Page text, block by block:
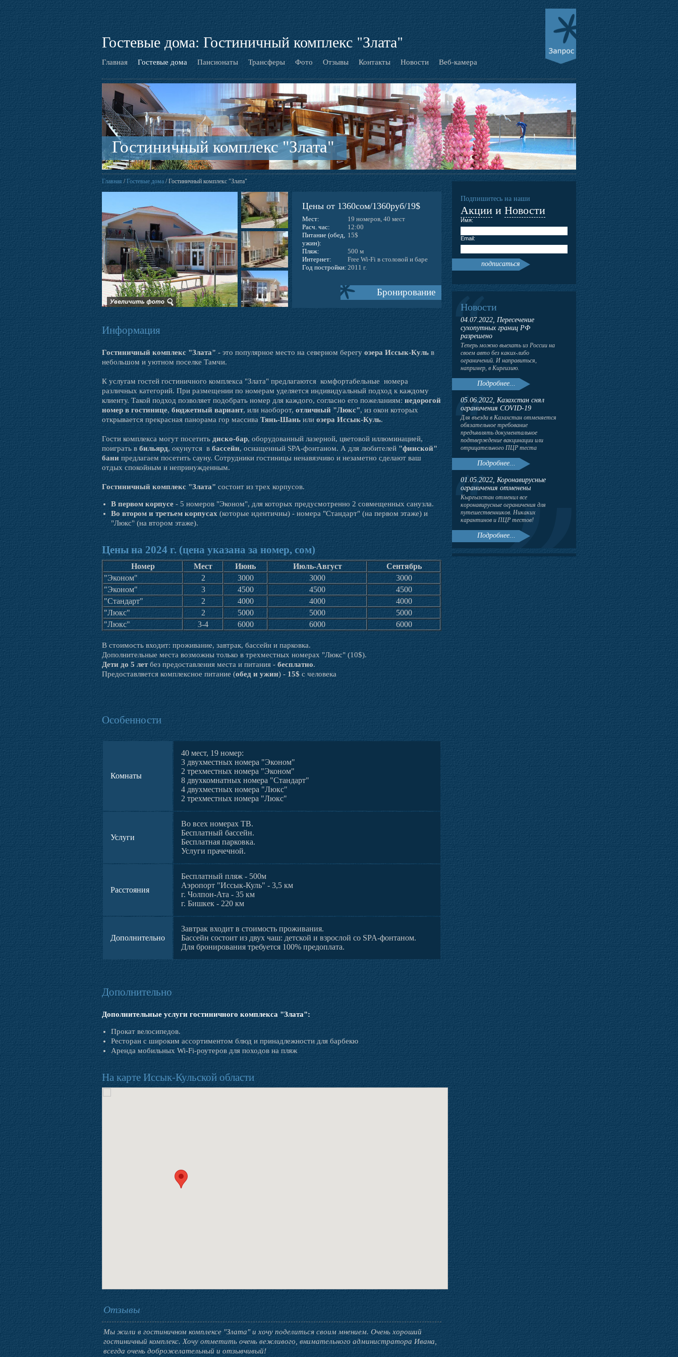
Гостевые дома: Гостиничный комплекс "Злата"
Главная Гостевые дома Пансионаты Трансферы Фото Отзывы Контакты Новости Веб-камера
Гостиничный комплекс "Злата"
Главная /Гостевые дома / Гостиничный комплекс "Злата"
Цены от 1360сом/1360руб/19$
Мест:
19 номеров, 40 мест
Расч. час:
12:00
Питание (обед,
ужин):
15$
Пляж:
500 м
Интернет:
Free Wi-Fi в столовой и баре
Год постройки: 2011 г.
Бронирование
Информация
Гостиничный комплекс "Злата"- это популярное место на северном берегуозера Иссык-Куль в
небольшом и уютном поселке Тамчи.
К услугам гостей гостиничного комплекса "Злата" предлагаются комфортабельные номера
различных категорий. При размещении по номерам уделяется индивидуальный подход к каждому
клиенту. Такой подход позволяет подобрать номер для каждого, согласно его пожеланиям:недорогой
номер в гостинице, бюджетный вариант, или наоборот,отличный "Люкс", из окон которых
открывается прекрасная панорама гор массиваТянь-Шаньилиозера Иссык-Куль.
Гости комплекса могут посетить диско-бар, оборудованный лазерной, цветовой иллюминацией,
поиграть в бильярд, окунутся вбассейн, оснащенный SPA-фонтаном. А для любителей "финской"
бани предлагаем посетить сауну. Сотрудники гостиницы ненавязчиво и незаметно сделают ваш
отдых спокойным и непринужденным.
Гостиничный комплекс "Злата" состоит из трех корпусов.
В первом корпусе - 5 номеров "Эконом", для которых предусмотренно 2 совмещенных санузла.
Во втором и третьем корпусах(которые идентичны) - номера "Стандарт" (на первом этаже) и
"Люкс" (на втором этаже).
Цены на 2024 г. (цена указана за номер, сом)
Номер Мест Июнь Июль-Август
Сентябрь
"Эконом"
2 3000 3000
3000
"Эконом"
3 4500 4500
4500
"Стандарт"
2 4000 4000
4000
"Люкс"
2 5000 5000
5000
"Люкс"
3-4 6000 6000 6000
В стоимость входит: проживание, завтрак, бассейн и парковка.
Дополнительные места возможны только в трехместных номерах "Люкс" (10$).
Дети до 5 летбез предоставления места и питания - бесплатно.
Предоставляется комплексное питание (обед и ужин) -15$ с человека
Особенности
Комнаты
40 мест, 19 номер:
3 двухместных номера "Эконом"
2 трехместных номера "Эконом"
8 двухкомнатных номера "Стандарт"
4 двухместных номера "Люкс"
2 трехместных номера "Люкс"
Услуги
Во всех номерах ТВ.
Бесплатный бассейн.
Бесплатная парковка.
Услуги прачечной.
Расстояния
Бесплатный пляж - 500м
Аэропорт "Иссык-Куль" - 3,5 км
г. Чолпон-Ата - 35 км
г. Бишкек - 220 км
Дополнительно
Завтрак входит в стоимость проживания.
Бассейн состоит из двух чаш: детской и взрослой со SPA-фонтаном.
Для бронирования требуется 100% предоплата.
Дополнительно
Дополнительные услуги гостиничного комплекса "Злата":
Прокат велосипедов.
Ресторан с широким ассортиментом блюд и принадлежности для барбекю
Аренда мобильных Wi-Fi-роутеров для походов на пляж
На карте Иссык-Кульской области
Отзывы
Мы жили в гостиничном комплексе "Злата" и хочу поделиться своим мнением. Очень хороший
гостиничный комплекс. Хочу отметить очень вежливого, внимательного администратора Ивана,
всегда очень доброжелательный и отзывчивый!
Подпишитесь на наши
Акциии Новости
Имя:
Email:
подписаться
Новости
04.07.2022, Пересечение
сухопутных границ РФ
разрешено
Теперь можно выехать из России на
своем авто без каких-либо
ограничений. И направиться,
например, в Киргизию.
Подробнее...
05.06.2022, Казахстан снял
ограничения COVID-19
Для въезда в Казахстан отменяется
обязательное требование
предъявлять документальное
подтверждение вакцинации или
отрицательного ПЦР теста
Подробнее...
01.05.2022, Коронавирусные
ограничения отменены
Кыргызстан отменил все
коронавирусные ограничения для
путешественников. Никаких
карантинов и ПЦР тестов!
Подробнее...